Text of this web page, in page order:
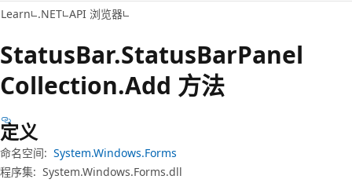
Learn .NET API 浏览器
StatusBar.StatusBarPanel
Collection.Add 方法
定义
命名空间: System.Windows.Forms
程序集: System.Windows.Forms.dll